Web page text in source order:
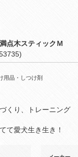
点木スティックＭ
用品・しつけ剤
くり、トレーニング
て愛犬生き生き！